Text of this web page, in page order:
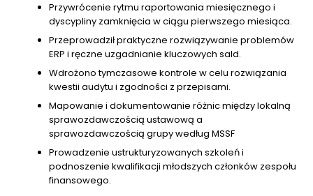
Przywrócenie rytmu raportowania miesięcznego i
dyscypliny zamknięcia w ciągu pierwszego miesiąca.
Przeprowadził praktyczne rozwiązywanie problemów
ERP i ręczne uzgadnianie kluczowych sald.
Wdrożono tymczasowe kontrole w celu rozwiązania
kwestii audytu i zgodności z przepisami.
Mapowanie i dokumentowanie różnic między lokalną
sprawozdawczością ustawową a
sprawozdawczością grupy według MSSF
Prowadzenie ustrukturyzowanych szkoleń i
podnoszenie kwalifikacji młodszych członków zespołu
finansowego.